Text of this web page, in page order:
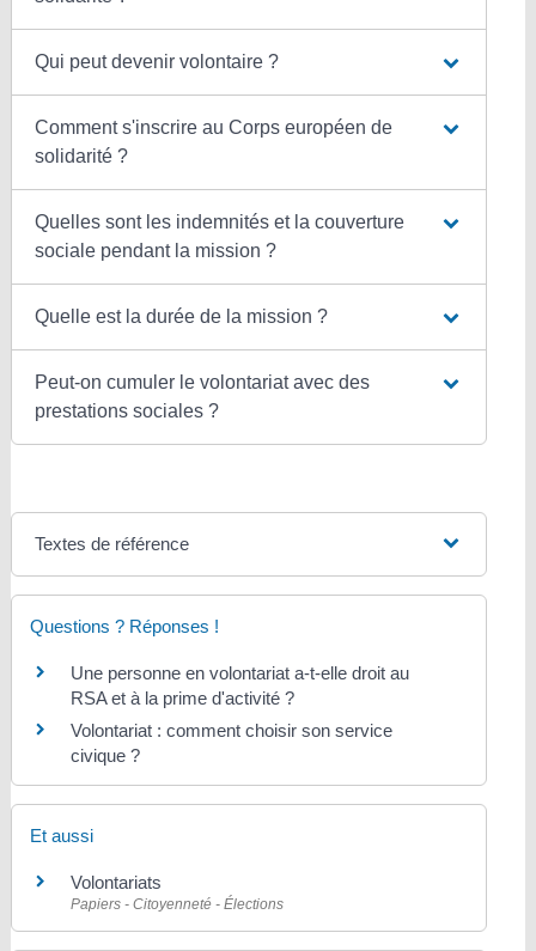
Qui peut devenir volontaire ?
Comment s'inscrire au Corps européen de
solidarité ?
Quelles sont les indemnités et la couverture
sociale pendant la mission ?
Quelle est la durée de la mission ?
Peut-on cumuler le volontariat avec des
prestations sociales ?
Textes de référence
Questions ? Réponses !
Une personne en volontariat a-t-elle droit au
RSA et à la prime d'activité ?
Volontariat : comment choisir son service
civique ?
Et aussi
Volontariats
Papiers - Citoyenneté - Élections